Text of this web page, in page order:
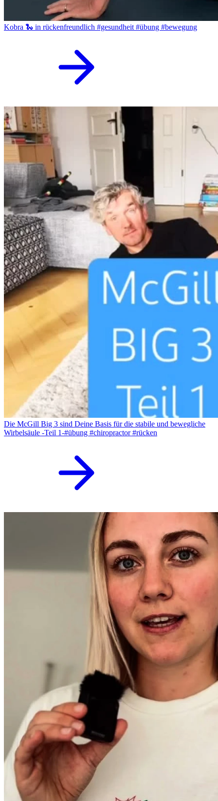
Kobra 🐍 in rückenfreundlich #gesundheit #übung #bewegung
Die McGill Big 3 sind Deine Basis für die stabile und bewegliche
Wirbelsäule -Teil 1-#übung #chiropractor #rücken